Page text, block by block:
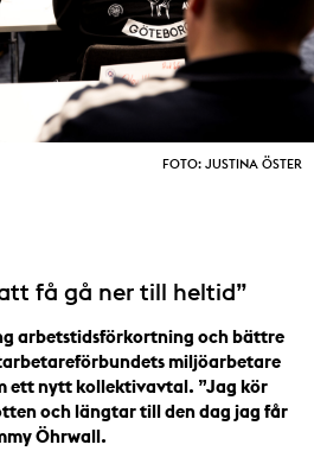
FOTO: JUSTINA ÖSTER
få gå ner till heltid”
arbetstidsförkortning och bättre
miljöarbetare
ett nytt kollektivavtal. ”Jag kör
och längtar till den dag jag får
Öhrwall.